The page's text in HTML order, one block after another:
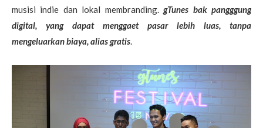
musisi indie dan lokal membranding.gTunes bak pangggung
digital, yang dapat menggaet pasar lebih luas, tanpa
mengeluarkan biaya, alias gratis.